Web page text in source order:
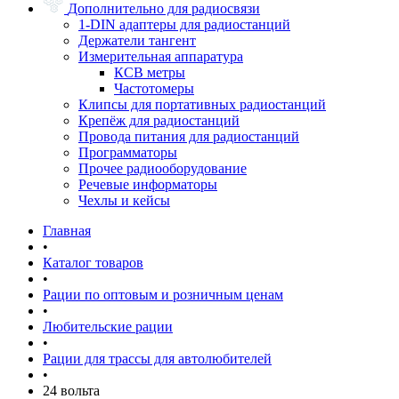
Дополнительно для радиосвязи
1-DIN адаптеры для радиостанций
Держатели тангент
Измерительная аппаратура
КСВ метры
Частотомеры
Клипсы для портативных радиостанций
Крепёж для радиостанций
Провода питания для радиостанций
Программаторы
Прочее радиооборудование
Речевые информаторы
Чехлы и кейсы
Главная
•
Каталог товаров
•
Рации по оптовым и розничным ценам
•
Любительские рации
•
Рации для трассы для автолюбителей
•
24 вольта